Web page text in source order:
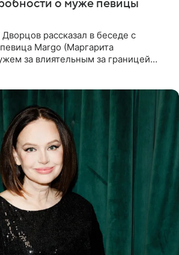
о муже певицы
рассказал в беседе с
Margo (Маргарита
за влиятельным за границей